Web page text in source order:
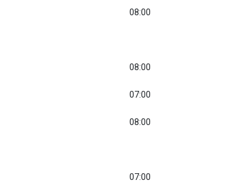
08:00
08:00
07:00
08:00
07:00